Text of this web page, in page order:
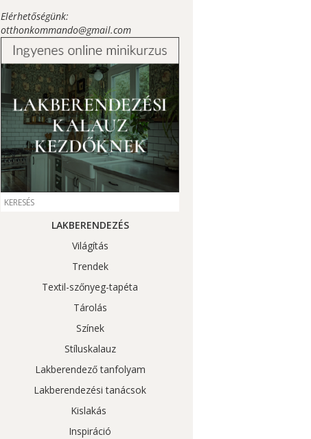
Elérhetőségünk:
otthonkommando@gmail.com
LAKBERENDEZÉS
Világítás
Trendek
Textil-szőnyeg-tapéta
Tárolás
Színek
Stíluskalauz
Lakberendező tanfolyam
Lakberendezési tanácsok
Kislakás
Inspiráció